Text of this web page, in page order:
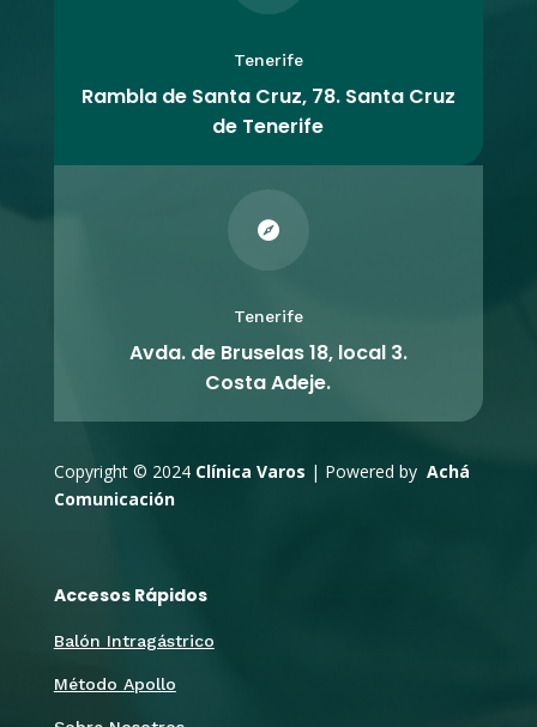
Tenerife
Rambla de Santa Cruz, 78. Santa Cruz
de Tenerife

Tenerife
Avda. de Bruselas 18, local 3.
Costa Adeje.
Copyright © 2024 Clínica Varos | Powered by Achá
Comunicación
Accesos Rápidos
Balón Intragástrico
Método Apollo